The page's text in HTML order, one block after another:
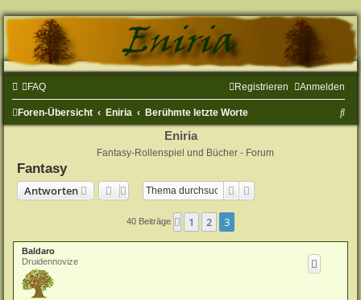
FAQ Anmelden
Registrieren
Foren-Übersicht Eniria Berühmte letzte Worte
S
Eniria
Fantasy-Rollenspiel und Bücher - Forum
Fantasy
Antworten
Suche
40 Beiträge Vorherige
1 2 3
Baldaro
Druidennovize